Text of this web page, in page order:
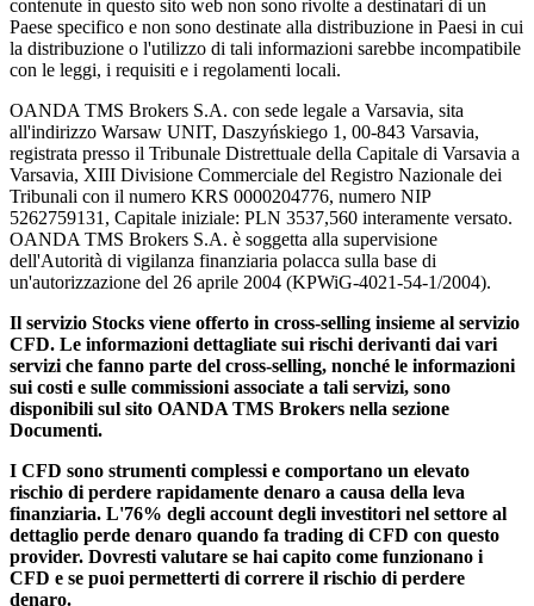
contenute in questo sito web non sono rivolte a destinatari di un
Paese specifico e non sono destinate alla distribuzione in Paesi in cui
la distribuzione o l'utilizzo di tali informazioni sarebbe incompatibile
con le leggi, i requisiti e i regolamenti locali.
OANDA TMS Brokers S.A. con sede legale a Varsavia, sita
all'indirizzo Warsaw UNIT, Daszyńskiego 1, 00-843 Varsavia,
registrata presso il Tribunale Distrettuale della Capitale di Varsavia a
Varsavia, XIII Divisione Commerciale del Registro Nazionale dei
Tribunali con il numero KRS 0000204776, numero NIP
5262759131, Capitale iniziale: PLN 3537,560 interamente versato.
OANDA TMS Brokers S.A. è soggetta alla supervisione
dell'Autorità di vigilanza finanziaria polacca sulla base di
un'autorizzazione del 26 aprile 2004 (KPWiG-4021-54-1/2004).
Il servizio Stocks viene offerto in cross-selling insieme al servizio
CFD. Le informazioni dettagliate sui rischi derivanti dai vari
servizi che fanno parte del cross-selling, nonché le informazioni
sui costi e sulle commissioni associate a tali servizi, sono
disponibili sul sito OANDA TMS Brokers nella sezione
Documenti.
I CFD sono strumenti complessi e comportano un elevato
rischio di perdere rapidamente denaro a causa della leva
finanziaria. L'76% degli account degli investitori nel settore al
dettaglio perde denaro quando fa trading di CFD con questo
provider. Dovresti valutare se hai capito come funzionano i
CFD e se puoi permetterti di correre il rischio di perdere
denaro.